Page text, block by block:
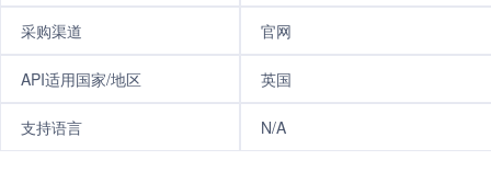
采购渠道 官网
API适用国家/地区 英国
支持语言 N/A